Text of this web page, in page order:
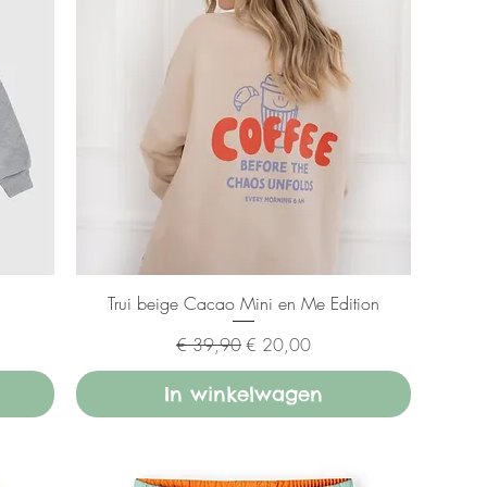
Trui beige Cacao Mini en Me Edition
Normale prijs
€ 39,90Verkoopprijs
€ 20,00
In winkelwagen